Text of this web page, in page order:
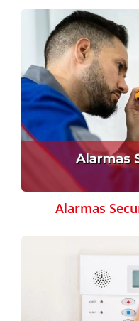
Alarmas